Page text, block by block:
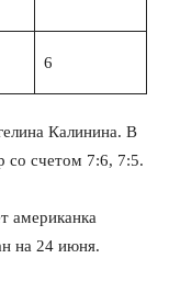
6
Калинина. В
со счетом 7:6, 7:5.
американка
на 24 июня.